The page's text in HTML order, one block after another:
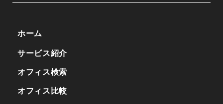
ホーム
サービス紹介
オフィス検索
オフィス比較